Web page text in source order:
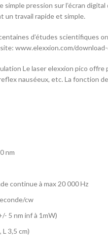
simple pression sur l’écran
un travail rapide et simple.
d’études scientifiques
www.elexxion.com/
Le laser elexxion pico
nauséeux, etc. La fonction
nm
continue à max 20 000 Hz
cw
5 nm inf à 1mW)
L 3,5 cm)